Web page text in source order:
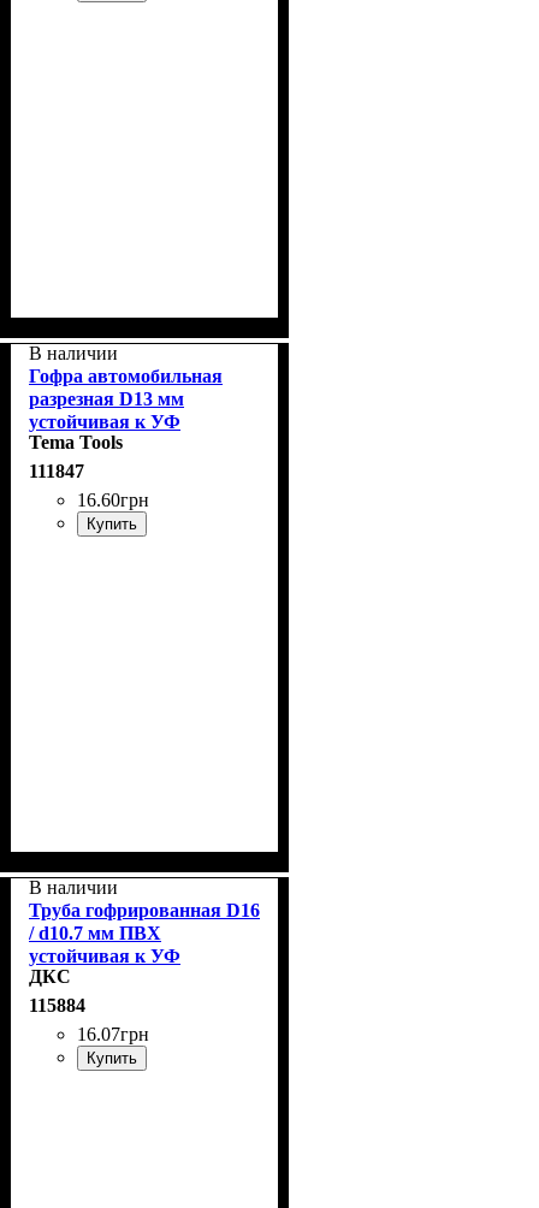
В наличии
Гофра автомобильная
разрезная D13 мм
устойчивая к УФ
-излучению
Tema Tools
111847
16.60грн
Купить
В наличии
Труба гофрированная D16
/ d10.7 мм ПВХ
устойчивая к УФ
-излучению с протяжкой,
чёрная, ДКС 91916A
ДКС
115884
16.07грн
Купить